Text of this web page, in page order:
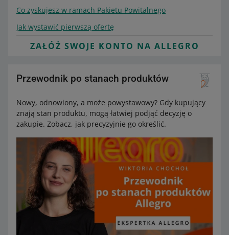
Co zyskujesz w ramach Pakietu Powitalnego
Jak wystawić pierwszą ofertę
ZAŁÓŻ SWOJE KONTO NA ALLEGRO
Przewodnik po stanach produktów
Nowy, odnowiony, a może powystawowy? Gdy kupujący
znają stan produktu, mogą łatwiej podjąć decyzję o
zakupie. Zobacz, jak precyzyjnie go określić.